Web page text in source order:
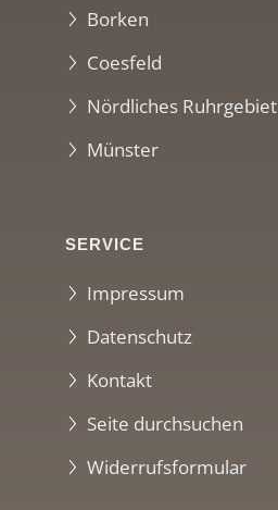
Borken
Coesfeld
Nördliches Ruhrgebiet
Münster
SERVICE
Impressum
Datenschutz
Kontakt
Seite durchsuchen
Widerrufsformular